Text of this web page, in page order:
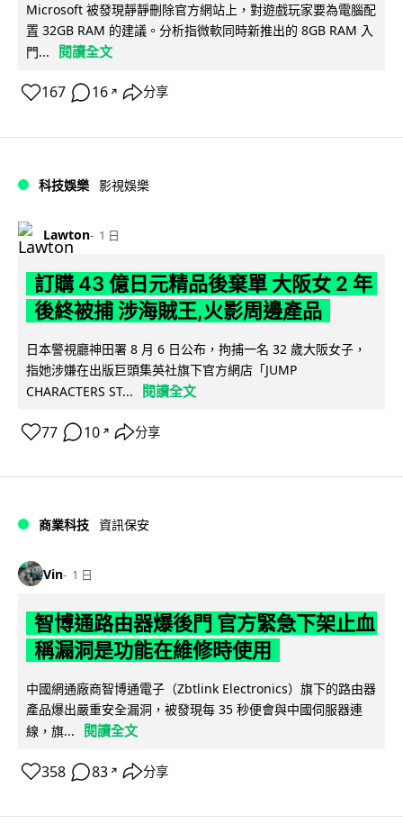
Microsoft 被發現靜靜刪除官方網站上，對遊戲玩家要為電腦配
置 32GB RAM 的建議。分析指微軟同時新推出的 8GB RAM 入
門...
閱讀全文
167 16 ↗ 分享
科技娛樂 影視娛樂
Lawton 1 日
訂購 43 億日元精品後棄單 大阪女 2 年
後終被捕 涉海賊王,火影周邊產品
日本警視廳神田署 8 月 6 日公布，拘捕一名 32 歲大阪女子，
指她涉嫌在出版巨頭集英社旗下官方網店「JUMP
CHARACTERS ST...
閱讀全文
77 10 ↗ 分享
商業科技 資訊保安
Vin 1 日
智博通路由器爆後門 官方緊急下架止血
稱漏洞是功能在維修時使用
中國網通廠商智博通電子（Zbtlink Electronics）旗下的路由器
產品爆出嚴重安全漏洞，被發現每 35 秒便會與中國伺服器連
線，旗...
閱讀全文
358 83 ↗ 分享